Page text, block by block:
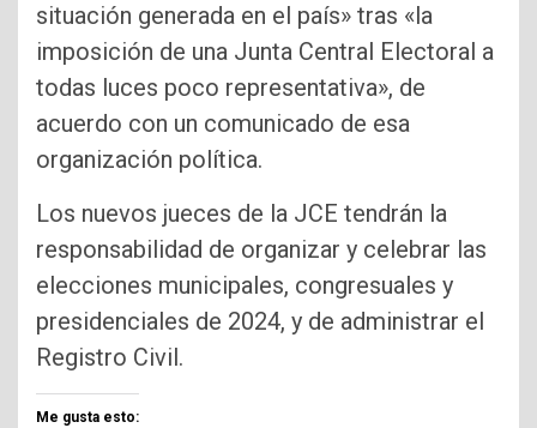
situación generada en el país» tras «la
imposición de una Junta Central Electoral a
todas luces poco representativa», de
acuerdo con un comunicado de esa
organización política.
Los nuevos jueces de la JCE tendrán la
responsabilidad de organizar y celebrar las
elecciones municipales, congresuales y
presidenciales de 2024, y de administrar el
Registro Civil.
Me gusta esto: